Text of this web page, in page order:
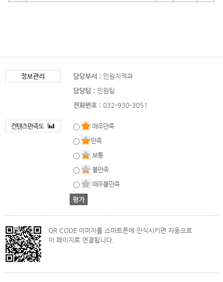
정보관리 담당부서 : 민원지적과
담당팀 : 민원팀
전화번호 : 032-930-3051
컨텐츠만족도
매우만족
만족
보통
불만족
매우불만족
QR CODE 이미지를 스마트폰에 인식시키면 자동으로
이 페이지로 연결됩니다.